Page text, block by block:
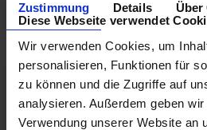
Zustimmung Details
Über
Diese Webseite verwendet
Wir verwenden Cookies, um
personalisieren, Funktionen für
zu können und die Zugriffe auf
analysieren. Außerdem geben
Verwendung unserer Website an
15
Nächte
Abfahrt: 06.03.27